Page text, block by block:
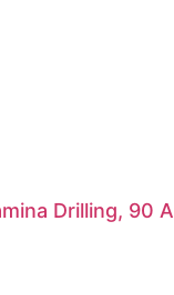
Drilling, 90